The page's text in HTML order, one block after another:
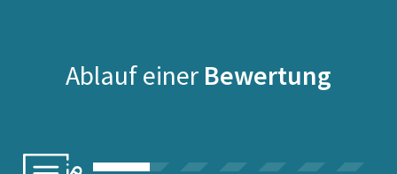
Ablauf einer Bewertung